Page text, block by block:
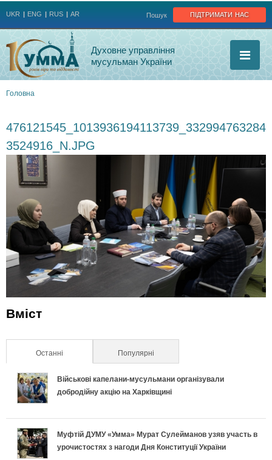
підтримати нас
Пошук
UKR ENG RUS AR
Духовне управління
мусульман України
тут
Головна
476121545_1013936194113739_332994763284
3524916_N.JPG
Вміст
Останні (активна вкладка)Популярні
Військові капелани-мусульмани організували
добродійну акцію на Харківщині
Муфтій ДУМУ «Умма» Мурат Сулейманов узяв участь в
урочистостях з нагоди Дня Конституції України